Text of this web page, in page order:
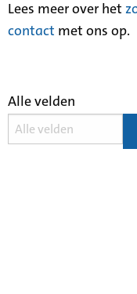
Lees meer over het
contact met ons op.
Alle velden